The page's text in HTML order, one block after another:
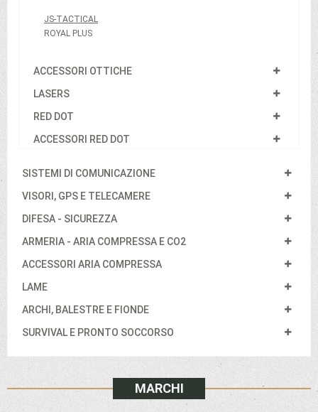
JS-TACTICAL
ROYAL PLUS
ACCESSORI OTTICHE
LASERS
RED DOT
ACCESSORI RED DOT
SISTEMI DI COMUNICAZIONE
VISORI, GPS E TELECAMERE
DIFESA - SICUREZZA
ARMERIA - ARIA COMPRESSA E CO2
ACCESSORI ARIA COMPRESSA
LAME
ARCHI, BALESTRE E FIONDE
SURVIVAL E PRONTO SOCCORSO
MARCHI